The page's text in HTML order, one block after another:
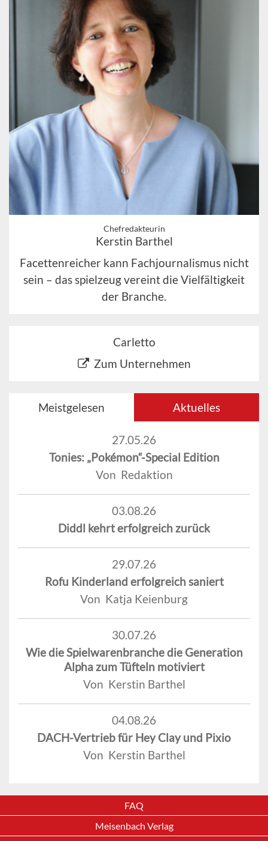
Chefredakteurin
Kerstin Barthel
Facettenreicher kann Fachjournalismus nicht
sein – das spielzeug vereint die Vielfältigkeit
der Branche.
Carletto
Zum Unternehmen
Meistgelesen Aktuelles
27.05.26
Tonies: „Pokémon“-Special Edition
Von Redaktion
03.08.26
Diddl kehrt erfolgreich zurück
29.07.26
Rofu Kinderland erfolgreich saniert
Von Katja Keienburg
30.07.26
Wie die Spielwarenbranche die Generation
Alpha zum Tüfteln motiviert
Von Kerstin Barthel
04.08.26
DACH-Vertrieb für Hey Clay und Pixio
Von Kerstin Barthel
FAQ
Meisenbach Verlag